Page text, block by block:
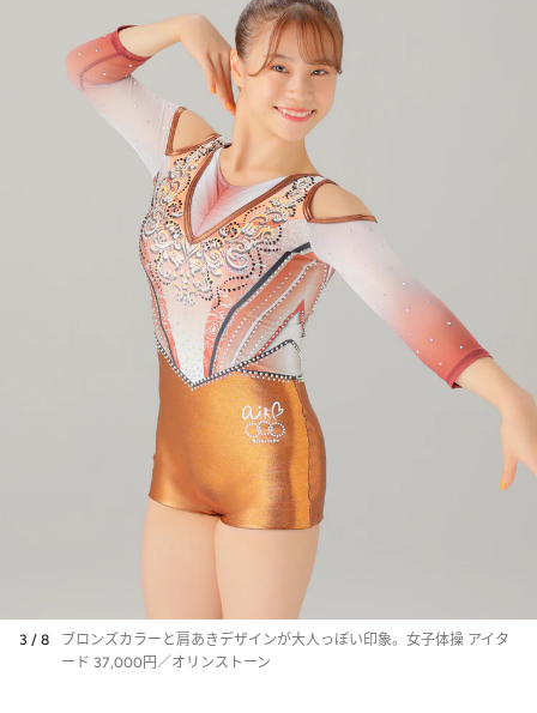
3 / 8
ブロンズカラーと肩あきデザインが大人っぽい印象。女子体操 アイタ
ード 37,000円／オリンストーン